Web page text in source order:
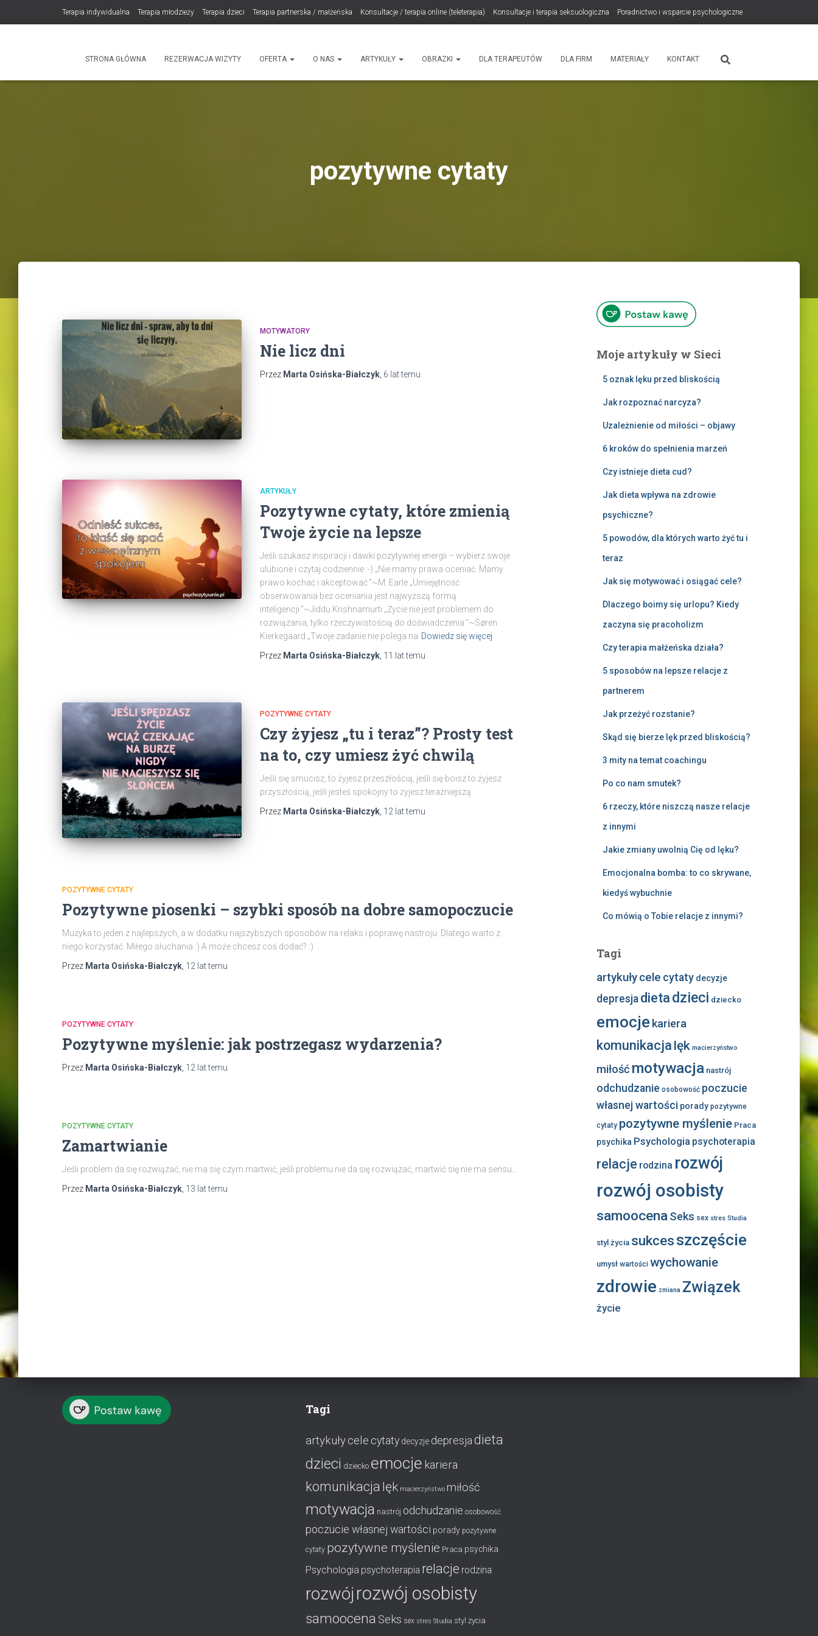
Terapia indywidualna Terapia młodzieży Terapia dzieci Terapia partnerska / małżeńska Konsultacje / terapia online (teleterapia) Konsultacje i terapia seksuologiczna Poradnictwo i wsparcie psychologiczne
ProduktySTRONA GŁÓWNA REZERWACJA WIZYTY OFERTA O NAS ARTYKUŁY OBRAZKI DLA TERAPEUTÓW DLA FIRM MATERIAŁY KONTAKT
pozytywne cytaty
MOTYWATORY
Nie licz dni
Przez Marta Osińska-Białczyk 6 lattemu
ARTYKUŁY
Pozytywne cytaty, które zmienią
Twoje życie na lepsze
Jeśli szukasz inspiracji i dawki pozytywnej energii – wybierz swoje
ulubione i czytaj codziennie :-) „Nie mamy prawa oceniać. Mamy
prawo kochać i akceptować.”~M. Earle „Umiejętność
obserwowania bez oceniania jest najwyższą formą
inteligencji.”~Jiddu Krishnamurti „Życie nie jest problemem do
rozwiązania, tylko rzeczywistością do doświadczenia.”~Søren
Kierkegaard „Twoje zadanie nie polega na Dowiedz się więcej
Przez Marta Osińska-Białczyk 11 lattemu
POZYTYWNE CYTATY
Czy żyjesz „tu i teraz”? Prosty test
na to, czy umiesz żyć chwilą
Jeśli się smucisz, to żyjesz przeszłością, jeśli się boisz to żyjesz
przyszłością, jeśli jesteś spokojny to żyjesz teraźniejszą
Przez Marta Osińska-Białczyk 12 lattemu
POZYTYWNE CYTATY
Pozytywne piosenki – szybki sposób na dobre samopoczucie
Muzyka to jeden z najlepszych, a w dodatku najszybszych sposobów na relaks i poprawę nastroju. Dlatego warto z
niego korzystać. Miłego słuchania :) A może chcesz coś dodać? :)
Przez Marta Osińska-Białczyk 12 lattemu
POZYTYWNE CYTATY
Pozytywne myślenie: jak postrzegasz wydarzenia?
Przez Marta Osińska-Białczyk 12 lattemu
POZYTYWNE CYTATY
Zamartwianie
Jeśli problem da się rozwiązać, nie ma się czym martwić, jeśli problemu nie da się rozwiązać, martwić się nie ma sensu…
Przez Marta Osińska-Białczyk 13 lattemu
Moje artykuły w Sieci
5 oznak lęku przed bliskością
Jak rozpoznać narcyza?
Uzależnienie od miłości – objawy
6 kroków do spełnienia marzeń
Czy istnieje dieta cud?
Jak dieta wpływa na zdrowie
psychiczne?
5 powodów, dla których warto żyć tu i
teraz
Jak się motywować i osiągać cele?
Dlaczego boimy się urlopu? Kiedy
zaczyna się pracoholizm
Czy terapia małżeńska działa?
5 sposobów na lepsze relacje z
partnerem
Jak przeżyć rozstanie?
Skąd się bierze lęk przed bliskością?
3 mity na temat coachingu
Po co nam smutek?
6 rzeczy, które niszczą nasze relacje
z innymi
Jakie zmiany uwolnią Cię od lęku?
Emocjonalna bomba: to co skrywane,
kiedyś wybuchnie
Co mówią o Tobie relacje z innymi?
Tagi
artykuły cele cytaty decyzje
depresja dieta dzieci dziecko
emocje kariera
komunikacja lęk macierzyństwo
miłość motywacja nastrój
odchudzanie osobowość poczucie
własnej wartości porady pozytywne
cytaty pozytywne myślenie Praca
psychika Psychologia psychoterapia
relacje rodzina rozwój
rozwój osobisty
samoocena Seks sex stres Studia
styl życia sukcesszczęście
umysł wartości wychowanie
zdrowie zmiana Związek
życie
Tagi
artykułycele cytaty decyzje depresja dieta
dzieci dziecko emocje kariera
komunikacja lęk macierzyństwo miłość
motywacja nastrój odchudzanie osobowość
poczucie własnej wartości porady pozytywne
cytaty pozytywne myślenie Praca psychika
Psychologia psychoterapia relacje rodzina
rozwój rozwój osobisty
samoocena Seks sex stres Studia styl życia